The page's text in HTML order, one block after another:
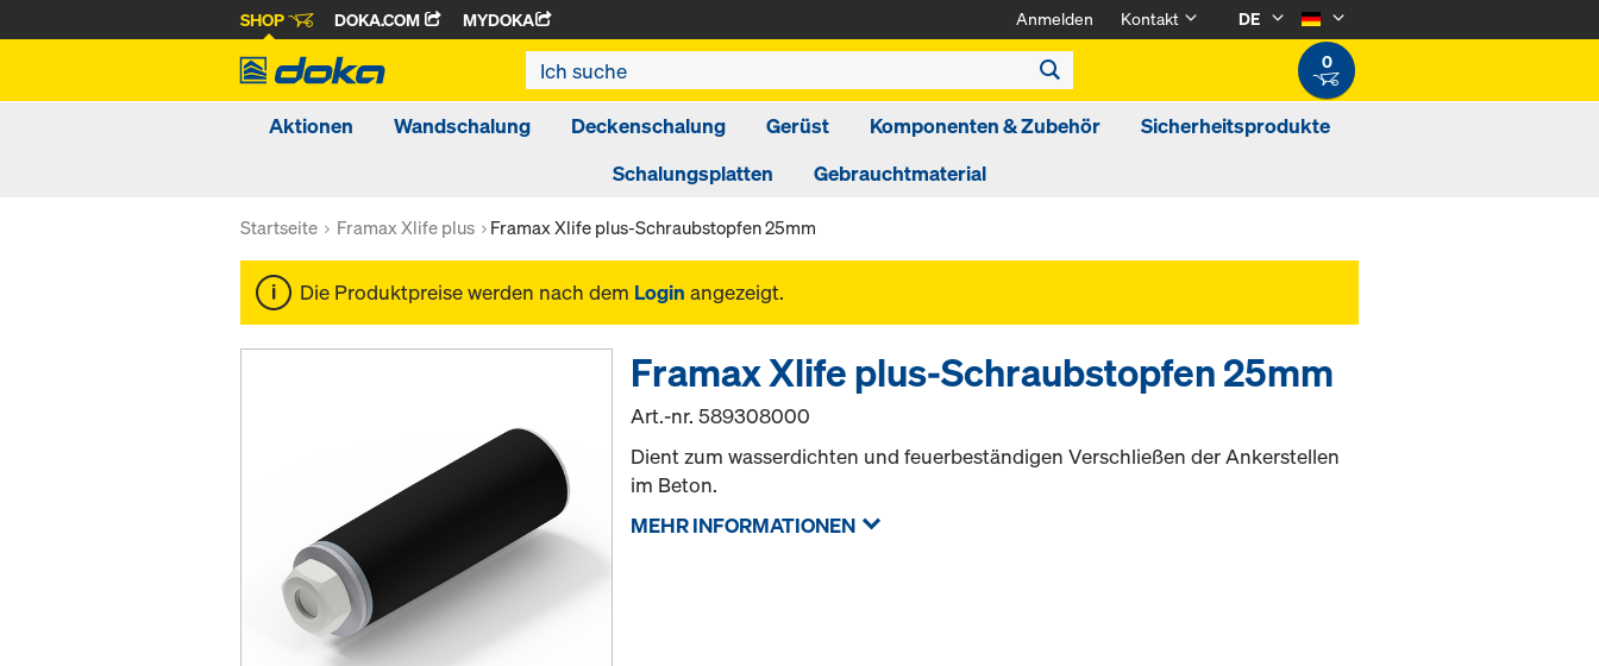
SHOP DOKA.COM MYDOKA Anmelden Kontakt
DE
0
Aktionen Wandschalung Deckenschalung Gerüst Komponenten & Zubehör
Sicherheitsprodukte
Schalungsplatten
Gebrauchtmaterial
Startseite Framax Xlife plus Framax Xlife plus-Schraubstopfen 25mm
Die Produktpreise werden nach dem Login angezeigt.
Framax Xlife plus-Schraubstopfen 25mm
Art.-nr.589308000
Dient zum wasserdichten und feuerbeständigen Verschließen der Ankerstellen
im Beton.
MEHR INFORMATIONEN